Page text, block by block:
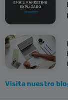
Visita nuestro